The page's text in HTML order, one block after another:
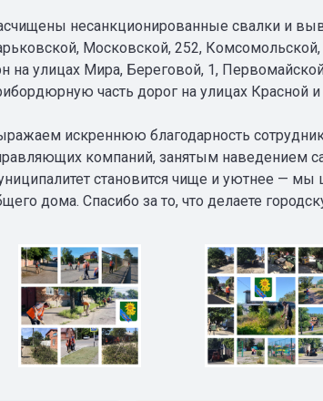
несанкционированные свалки и
Московской, 252, Комсомольской,
на улицах Мира, Береговой, 1,
часть дорог на улицах Красной
искреннюю благодарность
компаний, занятым наведением
становится чище и уютнее — мы
дома. Спасибо за то, что делаете